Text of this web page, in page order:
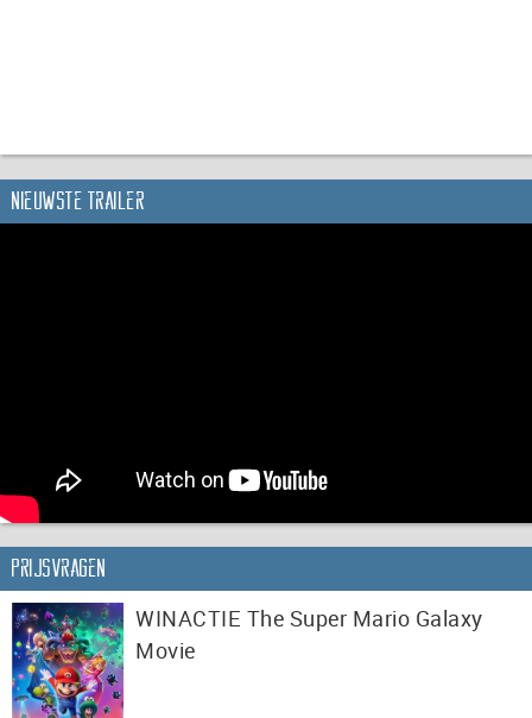
Nieuwste trailer
Prijsvragen
WINACTIE The Super Mario Galaxy
Movie